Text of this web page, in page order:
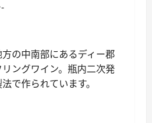
の中南部にあるディー郡
ングワイン。瓶内二次発
で作られています。